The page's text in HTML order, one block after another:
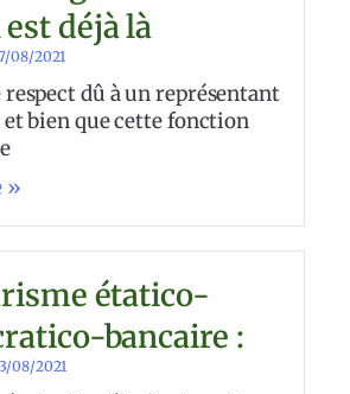
déjà là
08/2021
dû à un représentant
bien que cette fonction
»
étatico-
bancaire :
08/2021